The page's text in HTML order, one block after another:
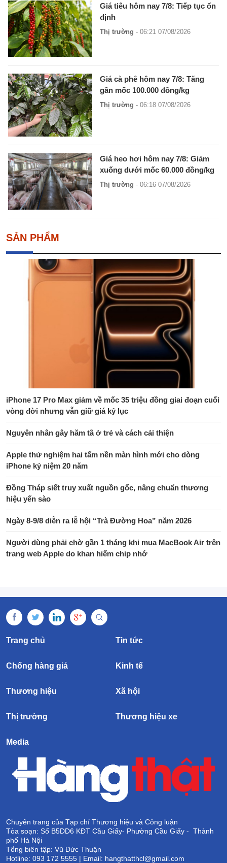
Giá tiêu hôm nay 7/8: Tiếp tục ổn
định
Thị trường - 06:21 07/08/2026
Giá cà phê hôm nay 7/8: Tăng
gần mốc 100.000 đồng/kg
Thị trường - 06:18 07/08/2026
Giá heo hơi hôm nay 7/8: Giảm
xuống dưới mốc 60.000 đồng/kg
Thị trường - 06:16 07/08/2026
SẢN PHẨM
iPhone 17 Pro Max giảm về mốc 35 triệu đồng giai đoạn cuối
vòng đời nhưng vẫn giữ giá kỷ lục
Nguyên nhân gây hăm tã ở trẻ và cách cải thiện
Apple thử nghiệm hai tấm nền màn hình mới cho dòng
iPhone kỷ niệm 20 năm
Đồng Tháp siết truy xuất nguồn gốc, nâng chuẩn thương
hiệu yến sào
Ngày 8-9/8 diễn ra lễ hội “Trà Đường Hoa” năm 2026
Người dùng phải chờ gần 1 tháng khi mua MacBook Air trên
trang web Apple do khan hiếm chip nhớ
Trang chủ Tin tức
Chống hàng giả Kinh tế
Thương hiệu Xã hội
Thị trường Thương hiệu xe
Media
Chuyên trang của Tạp chí Thương hiệu và Công luận
Tòa soạn: Số B5DD6 KĐT Cầu Giấy- Phường Cầu Giấy - Thành
phố Hà Nội
Tổng biên tập: Vũ Đức Thuận
Hotline: 093 172 5555 | Email: hangthatthcl@gmail.com